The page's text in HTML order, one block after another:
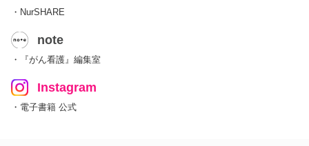
・NurSHARE
note
・『がん看護』編集室
Instagram
・電子書籍 公式